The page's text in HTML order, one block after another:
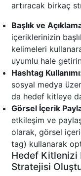
artıracak birkaç
Başlık ve
içeriklerinizin
kelimeleri
uyumlu hale
Hashtag
sosyal medya
da hedef kitleye
Görsel İçerik
etkileşim ve
olarak, görsel
tag) kullanarak
Hedef Kitlenizi
Stratejisi